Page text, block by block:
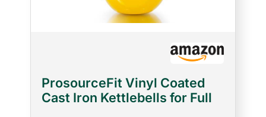
ProsourceFit Vinyl Coated
Cast Iron Kettlebells for Full